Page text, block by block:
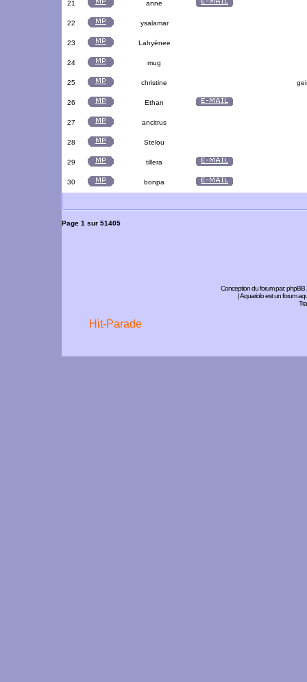
21 anne
22 ysalamar
23 Lahyènee
24 mug
25 christine
26 Ethan
27 ancitrus
28 Stelou
29 tillera
30 bonpa
Page 1 sur 51405
Conception du forum par:phpBB
| Aquariolo est un forum